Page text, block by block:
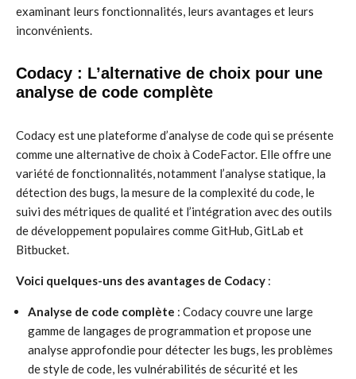
examinant leurs fonctionnalités, leurs avantages et leurs
inconvénients.
Codacy : L’alternative de choix pour une
analyse de code complète
Codacy est une plateforme d’analyse de code qui se présente
comme une alternative de choix à CodeFactor. Elle offre une
variété de fonctionnalités, notamment l’analyse statique, la
détection des bugs, la mesure de la complexité du code, le
suivi des métriques de qualité et l’intégration avec des outils
de développement populaires comme GitHub, GitLab et
Bitbucket.
Voici quelques-uns des avantages de Codacy :
Analyse de code complète : Codacy couvre une large
gamme de langages de programmation et propose une
analyse approfondie pour détecter les bugs, les problèmes
de style de code, les vulnérabilités de sécurité et les